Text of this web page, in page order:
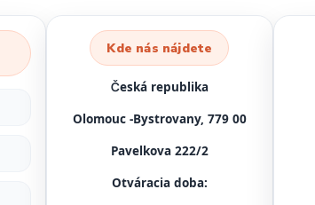
Kde nás nájdete
Česká republika
Olomouc -Bystrovany, 779 00
Pavelkova 222/2
Otváracia doba: